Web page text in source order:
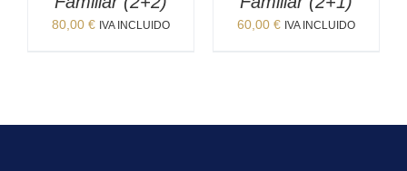
80,00 € IVA INCLUIDO 60,00 € IVA INCLUIDO